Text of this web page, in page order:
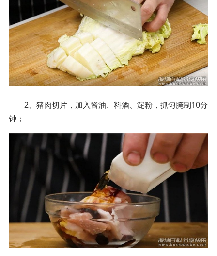
2、猪肉切片，加入酱油、料酒、淀粉，抓匀腌制10分
钟；